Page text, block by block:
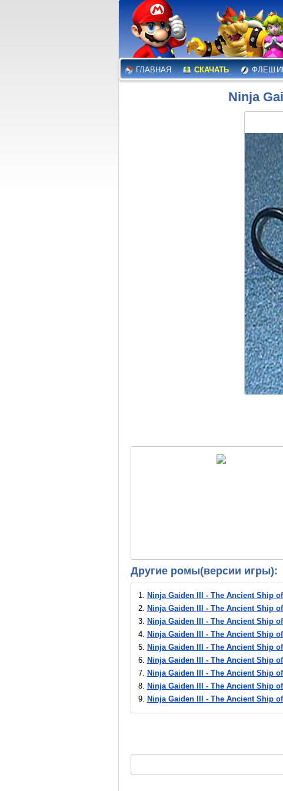
ГЛАВНАЯ СКАЧАТЬ ФЛЕШ
Ninja
Другие ромы(версии игры):
1.
Ninja Gaiden III - The Ancient Ship
2.
Ninja Gaiden III - The Ancient Ship
3.
Ninja Gaiden III - The Ancient Ship
4.
Ninja Gaiden III - The Ancient Ship
5.
Ninja Gaiden III - The Ancient Ship
6.
Ninja Gaiden III - The Ancient Ship
7.
Ninja Gaiden III - The Ancient Ship
8.
Ninja Gaiden III - The Ancient Ship
9.
Ninja Gaiden III - The Ancient Ship
10.Ninja Gaiden III - The Ancient Ship
Ninja Gaiden III - The Ancient Ship
Ninja Gaiden III - The Ancient Ship